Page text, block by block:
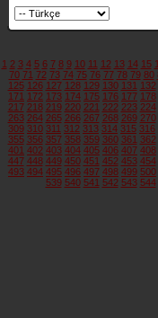
1 2 3 4 5 6 7 8 9 10 11 12 13 14 15
70 71 72 73 74 75 76 77 78 79 80
125 126 127 128 129 130 131 132
171 172 173 174 175 176 177 178
217 218 219 220 221 222 223 224
263 264 265 266 267 268 269 270
309 310 311 312 313 314 315 316
355 356 357 358 359 360 361 362
401 402 403 404 405 406 407 408
447 448 449 450 451 452 453 454
493 494 495 496 497 498 499 500
539 540 541 542 543 544